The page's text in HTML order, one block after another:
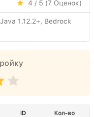
4 / 5 (7 Оценок)
1.12.2+, Bedrock
ID Кол-во